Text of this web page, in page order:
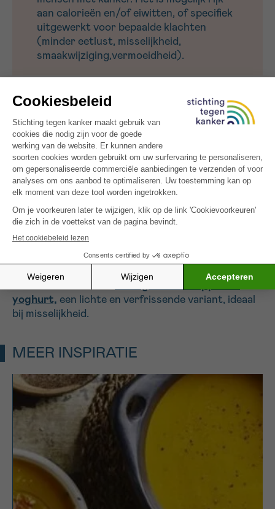
aan calorieën en/of eiwitten, of specifiek
uitgewerkt voor bepaalde klachten
(minder eetlust, misselijkheid,
smaakwijziging,vermoeidheid).
Energie: 300 kcal – Eiwitten: 6.7g
Bewaartips :
Bewaar ze maximaal 3 dagen goed afgedicht in de
koelkast (temperatuur lager dan 7 °C). Klop de
soepen voor het opdienen nog eens goed op.
De recepten zijn een idee van Sarah Van Den
Brande. Ze kwamen tot stand in het kader van haar
eindwerk aan de KaHo Sint-Lieven, departement
Stichting tegen Kanker.
yoghurt, een lichte en verfrissende variant, ideaal
bij misselijkheid.
MEER INSPIRATIE